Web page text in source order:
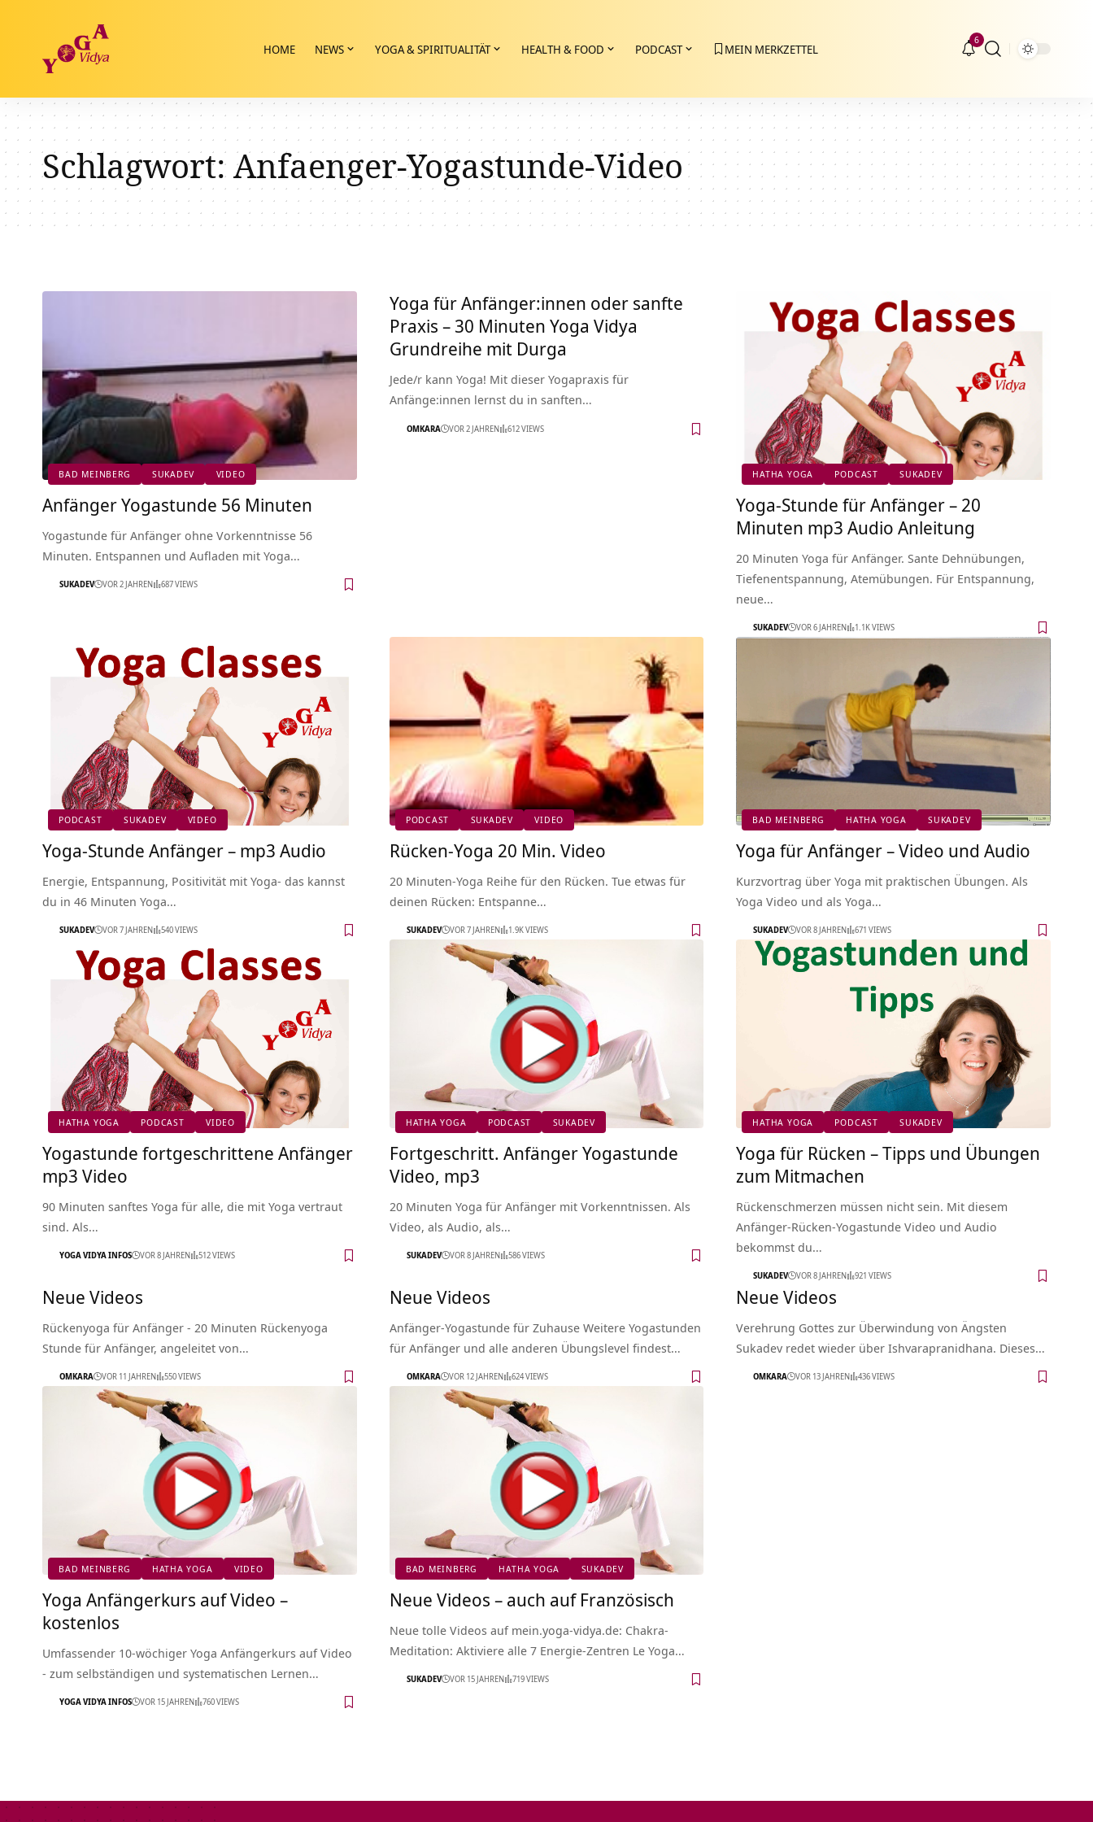
HOME NEWS YOGA & SPIRITUALITÄT HEALTH & FOOD PODCAST MEIN MERKZETTEL
6
Schlagwort:Anfaenger-Yogastunde-Video
BAD MEINBERG SUKADEV VIDEO
Anfänger Yogastunde 56 Minuten
Yogastunde für Anfänger ohne Vorkenntnisse 56
Minuten. Entspannen und Aufladen mit Yoga…
SUKADEV VOR 2 JAHREN 687 VIEWS
Yoga für Anfänger:innen oder sanfte
Praxis – 30 Minuten Yoga Vidya
Grundreihe mit Durga
Jede/r kann Yoga! Mit dieser Yogapraxis für
Anfänge:innen lernst du in sanften…
OMKARA VOR 2 JAHREN 612 VIEWS
HATHA YOGA PODCAST SUKADEV
Yoga-Stunde für Anfänger – 20
Minuten mp3 Audio Anleitung
20 Minuten Yoga für Anfänger. Sante Dehnübungen,
Tiefenentspannung, Atemübungen. Für Entspannung,
neue…
SUKADEV VOR 6 JAHREN 1.1K VIEWS
PODCAST SUKADEV VIDEO
Yoga-Stunde Anfänger – mp3 Audio
Energie, Entspannung, Positivität mit Yoga- das kannst
du in 46 Minuten Yoga…
SUKADEV VOR 7 JAHREN 540 VIEWS
PODCAST SUKADEV VIDEO
Rücken-Yoga 20 Min. Video
20 Minuten-Yoga Reihe für den Rücken. Tue etwas für
deinen Rücken: Entspanne…
SUKADEV VOR 7 JAHREN 1.9K VIEWS
BAD MEINBERG HATHA YOGA SUKADEV
Yoga für Anfänger – Video und Audio
Kurzvortrag über Yoga mit praktischen Übungen. Als
Yoga Video und als Yoga…
SUKADEV VOR 8 JAHREN 671 VIEWS
HATHA YOGA PODCAST VIDEO
Yogastunde fortgeschrittene Anfänger
mp3 Video
90 Minuten sanftes Yoga für alle, die mit Yoga vertraut
sind. Als…
YOGA VIDYA INFOS VOR 8 JAHREN 512 VIEWS
HATHA YOGA PODCAST SUKADEV
Fortgeschritt. Anfänger Yogastunde
Video, mp3
20 Minuten Yoga für Anfänger mit Vorkenntnissen. Als
Video, als Audio, als…
SUKADEV VOR 8 JAHREN 586 VIEWS
HATHA YOGA PODCAST SUKADEV
Yoga für Rücken – Tipps und Übungen
zum Mitmachen
Rückenschmerzen müssen nicht sein. Mit diesem
Anfänger-Rücken-Yogastunde Video und Audio
bekommst du…
SUKADEV VOR 8 JAHREN 921 VIEWS
Neue Videos
Rückenyoga für Anfänger - 20 Minuten Rückenyoga
Stunde für Anfänger, angeleitet von…
OMKARA VOR 11 JAHREN 550 VIEWS
Neue Videos
Anfänger-Yogastunde für Zuhause Weitere Yogastunden
für Anfänger und alle anderen Übungslevel findest…
OMKARA VOR 12 JAHREN 624 VIEWS
Neue Videos
Verehrung Gottes zur Überwindung von Ängsten
Sukadev redet wieder über Ishvarapranidhana. Dieses…
OMKARA VOR 13 JAHREN 436 VIEWS
BAD MEINBERG HATHA YOGA VIDEO
Yoga Anfängerkurs auf Video –
kostenlos
Umfassender 10-wöchiger Yoga Anfängerkurs auf Video
- zum selbständigen und systematischen Lernen…
YOGA VIDYA INFOS VOR 15 JAHREN 760 VIEWS
BAD MEINBERG HATHA YOGA SUKADEV
Neue Videos – auch auf Französisch
Neue tolle Videos auf mein.yoga-vidya.de: Chakra-
Meditation: Aktiviere alle 7 Energie-Zentren Le Yoga…
SUKADEV VOR 15 JAHREN 719 VIEWS